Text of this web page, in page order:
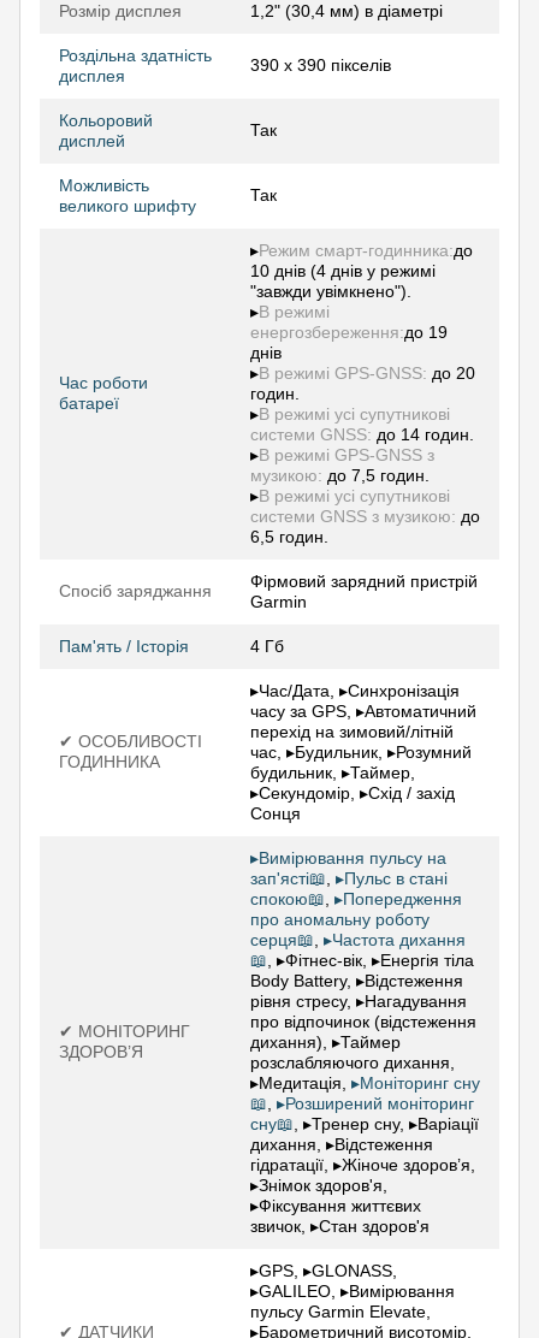
Розмір дисплея 1,2" (30,4 мм) в діаметрі
Роздільна здатність
дисплея
390 х 390 пікселів
Кольоровий
дисплей
Так
Можливість
великого шрифту
Так
Час роботи
батареї
▸Режим смарт-годинника:до
10 днів (4 днів у режимі
"завжди увімкнено").
▸В режимі
енергозбереження:до 19
днів
▸В режимі GPS-GNSS: до 20
годин.
▸В режимі усі супутникові
системи GNSS: до 14 годин.
▸В режимі GPS-GNSS з
музикою: до 7,5 годин.
▸В режимі усі супутникові
системи GNSS з музикою: до
6,5 годин.
Спосіб заряджання
Фірмовий зарядний пристрій
Garmin
Пам'ять / Історія 4 Гб
✔ ОСОБЛИВОСТІ
ГОДИННИКА
▸Час/Дата, ▸Синхронізація
часу за GPS, ▸Автоматичний
перехід на зимовий/літній
час, ▸Будильник, ▸Розумний
будильник, ▸Таймер,
▸Секундомір, ▸Схід / захід
Сонця
✔ МОНІТОРИНГ
ЗДОРОВ’Я
▸Вимірювання пульсу на
зап'ясті📖 ▸Пульс в стані
спокою📖 ▸Попередження
про аномальну роботу
серця📖 ▸Частота дихання
📖 , ▸Фітнес-вік, ▸Енергія тіла
Body Battery, ▸Відстеження
рівня стресу, ▸Нагадування
про відпочинок (відстеження
дихання), ▸Таймер
розслабляючого дихання,
▸Медитація, ▸Моніторинг сну
📖 ▸Розширений моніторинг
сну📖 , ▸Тренер сну, ▸Варіації
дихання, ▸Відстеження
гідратації, ▸Жіноче здоров’я,
▸Знімок здоров'я,
▸Фіксування життєвих
звичок, ▸Стан здоров'я
✔ ДАТЧИКИ
▸GPS, ▸GLONASS,
▸GALILEO, ▸Вимірювання
пульсу Garmin Elevate,
▸Барометричний висотомір,